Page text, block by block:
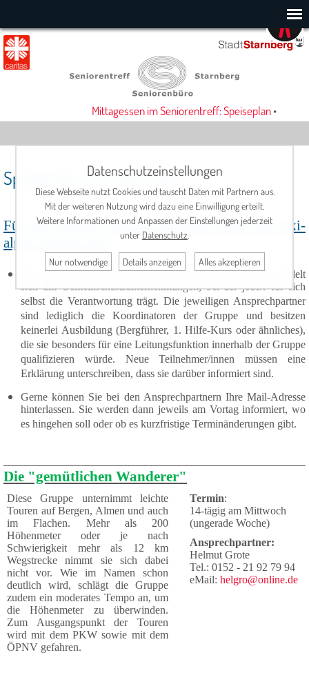
Mittagessen im Seniorentreff: Speiseplan•
Sportliches und Gesundes
Für die Wander- und Radlgruppen sowie die Ski-
alpin Gruppe gilt:
Die Teilnahme geschieht auf eigene Verantwortung. Es handelt
sich um Gemeinschaftsunternehmungen, bei der jede/r für sich
selbst die Verantwortung trägt. Die jeweiligen Ansprechpartner
sind lediglich die Koordinatoren der Gruppe und besitzen
keinerlei Ausbildung (Bergführer, 1. Hilfe-Kurs oder ähnliches),
die sie besonders für eine Leitungsfunktion innerhalb der Gruppe
qualifizieren würde. Neue Teilnehmer/innen müssen eine
Erklärung unterschreiben, dass sie darüber informiert sind.
Gerne können Sie bei den Ansprechpartnern Ihre Mail-Adresse
hinterlassen. Sie werden dann jeweils am Vortag informiert, wo
es hingehen soll oder ob es kurzfristige Terminänderungen gibt.
Die "gemütlichen Wanderer"
Diese Gruppe unternimmt leichte
Touren auf Bergen, Almen und auch
im Flachen. Mehr als 200
Höhenmeter oder je nach
Schwierigkeit mehr als 12 km
Wegstrecke nimmt sie sich dabei
nicht vor. Wie im Namen schon
deutlich wird, schlägt die Gruppe
zudem ein moderates Tempo an, um
die Höhen­meter zu überwinden.
Zum Ausgangspunkt der Touren
wird mit dem PKW sowie mit dem
ÖPNV gefahren.
Termin:
14-tägig am Mittwoch
(ungerade Woche)
Ansprechpartner:
Helmut Grote
Tel.: 0152 - 21 92 79 94
eMail: helgro@online.de
Datenschutzeinstellungen
Diese Webseite nutzt Cookies und tauscht Daten mit Partnern aus.
Mit der weiteren Nutzung wird dazu eine Einwilligung erteilt.
Weitere Informationen und Anpassen der Einstellungen jederzeit
unter Datenschutz
Nur notwendige Details anzeigen Alles akzeptieren